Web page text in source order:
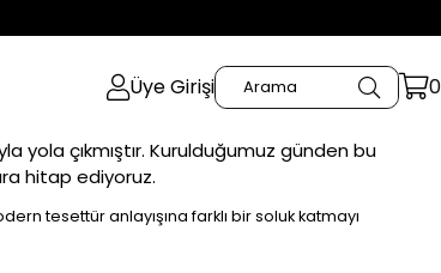
Üye Girişi 0
yola çıkmıştır. Kurulduğumuz günden bu
hitap ediyoruz.
tesettür anlayışına farklı bir soluk katmayı